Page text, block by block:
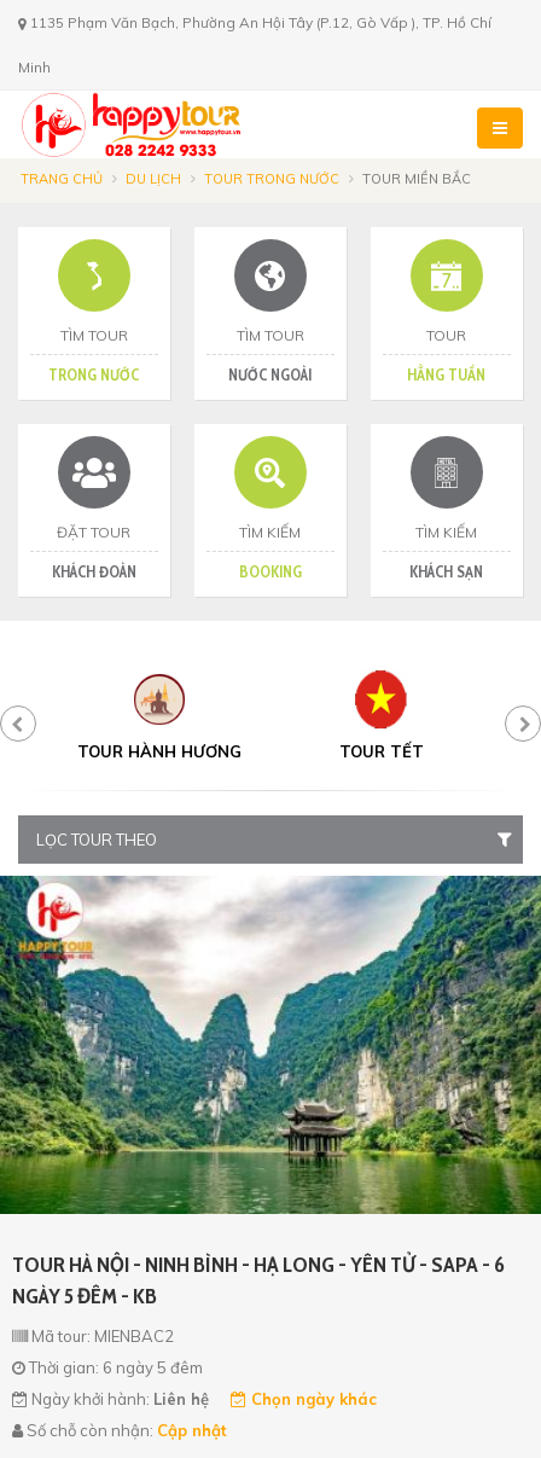
1135 Phạm Văn Bạch, Phường An Hội Tây (P.12, Gò Vấp ), TP. Hồ Chí
Minh
TRANG CHỦ DU LỊCH TOUR TRONG NƯỚC TOUR MIỀN BẮC
TÌM TOUR
TRONG NƯỚC
TÌM TOUR
NƯỚC NGOÀI
TOUR
HẰNG TUẦN
ĐẶT TOUR
KHÁCH ĐOÀN
TÌM KIẾM
BOOKING
TÌM KIẾM
KHÁCH SẠN
TOUR HÀNH HƯƠNG TOUR TẾT
LỌC TOUR THEO
TOUR HÀ NỘI - NINH BÌNH - HẠ LONG - YÊN TỬ - SAPA - 6
NGÀY 5 ĐÊM - KB
Mã tour: MIENBAC2
Thời gian: 6 ngày 5 đêm
Ngày khởi hành: Liên hệ
Chọn ngày khác
Số chỗ còn nhận: Cập nhật